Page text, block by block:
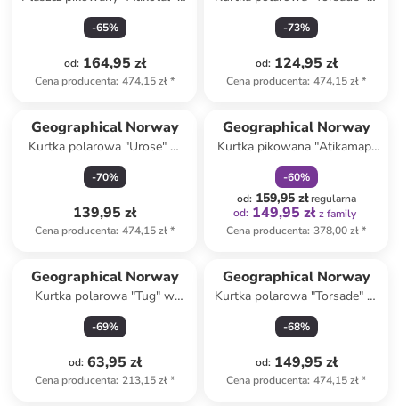
kolorze antracytowym
-65%
od: 164,95 zł
Cena producenta: 474,15 zł*
kolorze granatowym
-73%
od: 124,95 zł
Cena producenta: 474,15 zł*
Geographical Norway
Kurtka polarowa "Urose" w
kolorze karmelowym
-70%
139,95 zł
Cena producenta: 474,15 zł*
Geographical Norway
Kurtka pikowana "Atikamap"
w kolorze ciemnobrązowym
-60%
od: 159,95 złregularna
od: 149,95 zł z family
Cena producenta: 378,00 zł*
Geographical Norway
Kurtka polarowa "Tug" w
kolorze jasnoróżowym
-69%
od: 63,95 zł
Cena producenta: 213,15 zł*
Geographical Norway
Kurtka polarowa "Torsade" w
kolorze koralowym
-68%
od: 149,95 zł
Cena producenta: 474,15 zł*